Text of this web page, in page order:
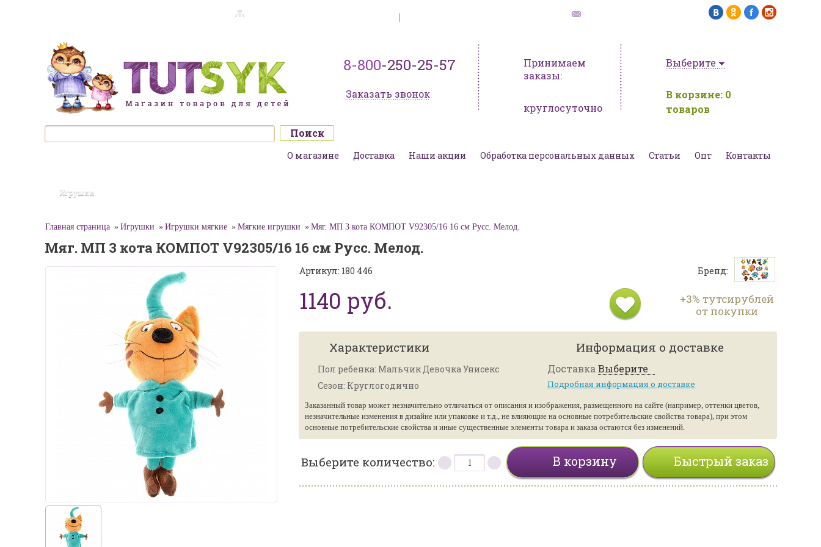
8-800-250-25-57
Заказать звонок
Принимаем
заказы:
круглосуточно
Выберите
В корзине: 0
товаров
О магазине Доставка Наши акции Обработка персональных данных Статьи Опт Контакты
Игрушки
Главная страница Игрушки Игрушки мягкие Мягкие игрушки Мяг. МП 3 кота КОМПОТ V92305/16 16 см Русс. Мелод.
Мяг. МП 3 кота КОМПОТ V92305/16 16 см Русс. Мелод.
Артикул: 180 446
1140 руб.
Бренд:
+3% тутсирублей
от покупки
Характеристики
Пол ребенка: Мальчик Девочка Унисекс
Сезон: Круглогодично
Информация о доставке
Доставка Выберите
Подробная информация о доставке
Заказанный товар может незначительно отличаться от описания и изображения, размещенного на сайте (например, оттенки цветов,
незначительные изменения в дизайне или упаковке и т.д., не влияющие на основные потребительские свойства товара), при этом
основные потребительские свойства и иные существенные элементы товара и заказа остаются без изменений.
Выберите количество: Быстрый заказ
В корзину